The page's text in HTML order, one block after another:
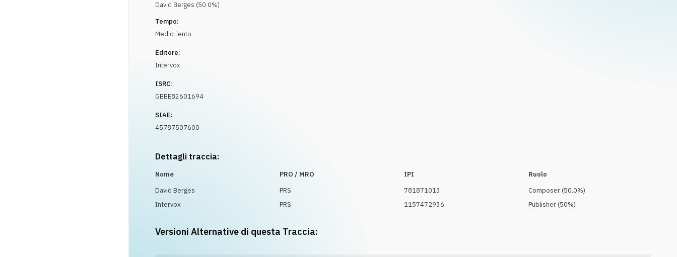
David Berges (50.0%)
Tempo:
Medio-lento
Editore:
Intervox
ISRC:
GBBE82601694
SIAE:
45787507600
Dettagli traccia:
Nome PRO / MRO IPI
Ruolo
David Berges
PRS 781871013 Composer(50.0%)
Intervox
PRS 1157472936 Publisher(50%)
Versioni Alternative di questa Traccia: